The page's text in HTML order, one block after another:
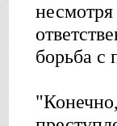
борьба с